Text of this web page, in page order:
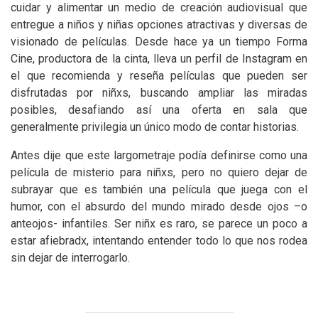
cuidar y alimentar un medio de creación audiovisual que
entregue a niños y niñas opciones atractivas y diversas de
visionado de películas. Desde hace ya un tiempo Forma
Cine, productora de la cinta, lleva un perfil de Instagram en
el que recomienda y reseña películas que pueden ser
disfrutadas por niñxs, buscando ampliar las miradas
posibles, desafiando así una oferta en sala que
generalmente privilegia un único modo de contar historias.
Antes dije que este largometraje podía definirse como una
película de misterio para niñxs, pero no quiero dejar de
subrayar que es también una película que juega con el
humor, con el absurdo del mundo mirado desde ojos –o
anteojos- infantiles. Ser niñx es raro, se parece un poco a
estar afiebradx, intentando entender todo lo que nos rodea
sin dejar de interrogarlo.